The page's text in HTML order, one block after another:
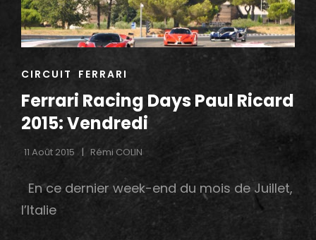
CAT
CIRCUIT FERRARI
Ferrari Racing Days Paul Ricard
2015: Vendredi
11 Août 2015 Rémi COLIN
En ce dernier week-end du mois de Juillet,
l’Italie